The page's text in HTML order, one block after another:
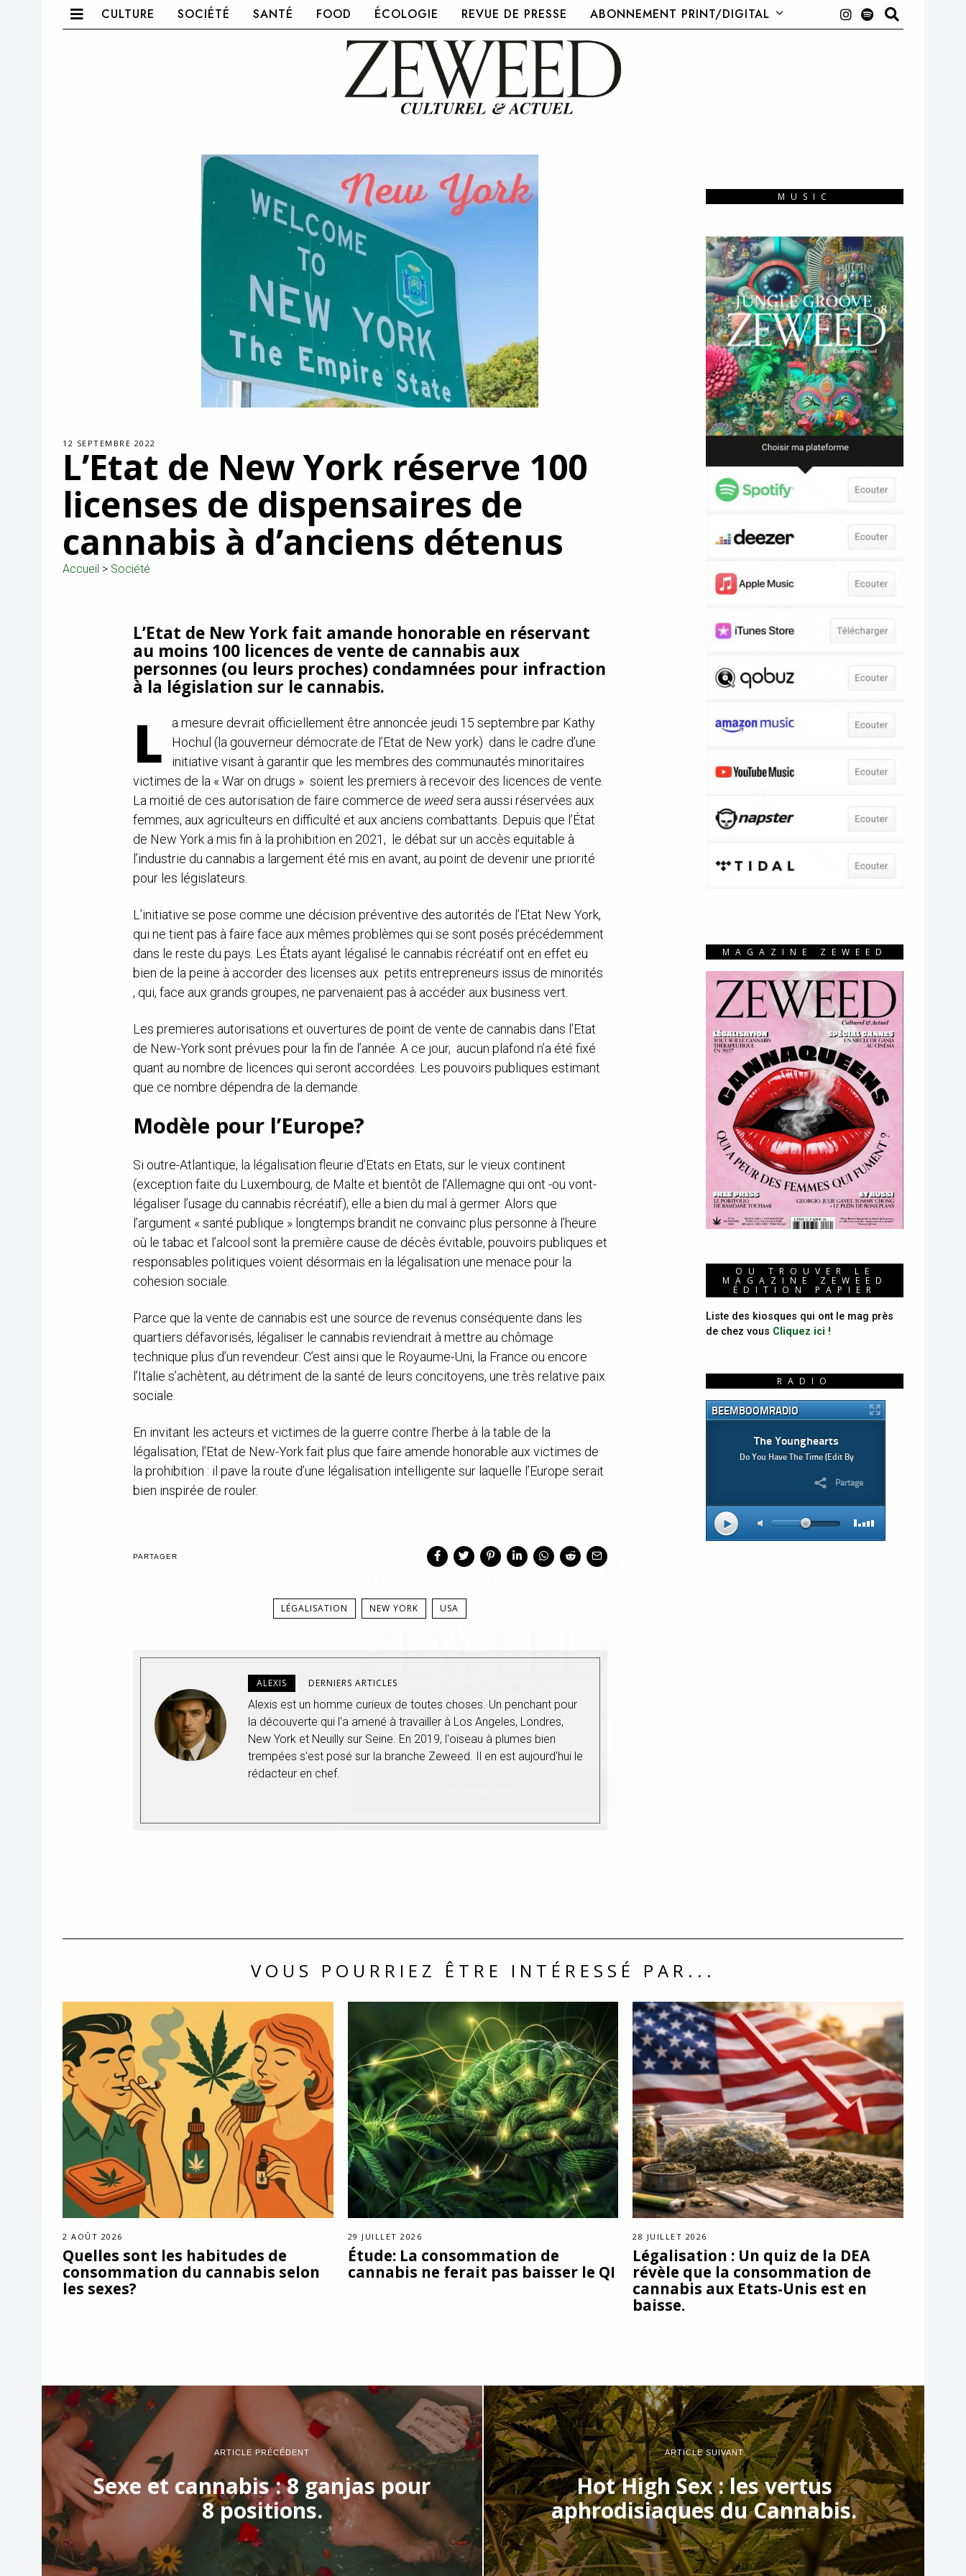
CULTURE SOCIÉTÉ SANTÉ FOOD ÉCOLOGIE REVUE DE PRESSE ABONNEMENT PRINT/DIGITAL
12 SEPTEMBRE 2022
L’Etat de New York réserve 100
licenses de dispensaires de
cannabis à d’anciens détenus
Accueil > Société
L’Etat de New York fait amande honorable en réservant
au moins 100 licences de vente de cannabis aux
personnes (ou leurs proches) condamnées pour infraction
à la législation sur le cannabis.
L
a mesure devrait officiellement être annoncée jeudi 15 septembre par Kathy
Hochul (la gouverneur démocrate de l’Etat de New york) dans le cadre d’une
initiative visant à garantir que les membres des communautés minoritaires
victimes de la « War on drugs » soient les premiers à recevoir des licences de vente.
La moitié de ces autorisation de faire commerce de weedsera aussi réservées aux
femmes, aux agriculteurs en difficulté et aux anciens combattants. Depuis que l’État
de New York a mis fin à la prohibition en 2021, le débat sur un accès equitable à
l’industrie du cannabis a largement été mis en avant, au point de devenir une priorité
pour les législateurs.
L’initiative se pose comme une décision préventive des autorités de l’Etat New York,
qui ne tient pas à faire face aux mêmes problèmes qui se sont posés précédemment
dans le reste du pays. Les États ayant légalisé le cannabis récréatif ont en effet eu
bien de la peine à accorder des licenses aux petits entrepreneurs issus de minorités
, qui, face aux grands groupes, ne parvenaient pas à accéder aux business vert.
Les premieres autorisations et ouvertures de point de vente de cannabis dans l’Etat
de New-York sont prévues pour la fin de l’année. A ce jour, aucun plafond n’a été fixé
quant au nombre de licences qui seront accordées. Les pouvoirs publiques estimant
que ce nombre dépendra de la demande.
Modèle pour l’Europe?
Si outre-Atlantique, la légalisation fleurie d’Etats en Etats, sur le vieux continent
(exception faite du Luxembourg, de Malte et bientôt de l’Allemagne qui ont -ou vont-
légaliser l’usage du cannabis récréatif), elle a bien du mal à germer. Alors que
l’argument « santé publique » longtemps brandit ne convainc plus personne à l’heure
où le tabac et l’alcool sont la première cause de décès évitable, pouvoirs publiques et
responsables politiques voient désormais en la légalisation une menace pour la
cohesion sociale.
Parce que la vente de cannabis est une source de revenus conséquente dans les
quartiers défavorisés, légaliser le cannabis reviendrait à mettre au chômage
technique plus d’un revendeur. C’est ainsi que le Royaume-Uni, la France ou encore
l’Italie s’achètent, au détriment de la santé de leurs concitoyens, une très relative paix
sociale.
En invitant les acteurs et victimes de la guerre contre l’herbe à la table de la
légalisation, l’Etat de New-York fait plus que faire amende honorable aux victimes de
la prohibition : il pave la route d’une légalisation intelligente sur laquelle l’Europe serait
bien inspirée de rouler.
PARTAGER
LÉGALISATION NEW YORK USA
ALEXIS DERNIERS ARTICLES
Alexis est un homme curieux de toutes choses. Un penchant pour
la découverte qui l'a amené à travailler à Los Angeles, Londres,
New York et Neuilly sur Seine. En 2019, l'oiseau à plumes bien
trempées s'est posé sur la branche Zeweed. Il en est aujourd'hui le
rédacteur en chef.
MUSIC
MAGAZINE ZEWEED
OU TROUVER LE
MAGAZINE ZEWEED
ÉDITION PAPIER
Liste des kiosques qui ont le mag près
de chez vous Cliquez ici !
RADIO
VOUS POURRIEZ ÊTRE INTÉRESSÉ PAR...
2 AOÛT 2026
Quelles sont les habitudes de
consommation du cannabis selon
les sexes?
29 JUILLET 2026
Étude: La consommation de
cannabis ne ferait pas baisser le QI
28 JUILLET 2026
Légalisation : Un quiz de la DEA
révèle que la consommation de
cannabis aux Etats-Unis est en
baisse.
ARTICLE PRÉCÉDENT
Sexe et cannabis : 8 ganjas pour
8 positions.
ARTICLE SUIVANT
Hot High Sex : les vertus
aphrodisiaques du Cannabis.